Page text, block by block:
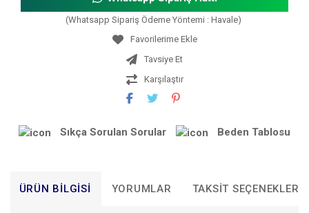
(Whatsapp Sipariş Ödeme Yöntemi : Havale)
Tavsiye Et
Karşılaştır
Sıkça Sorulan Sorular Beden Tablosu
ÜRÜN BILGISI YORUMLAR TAKSIT SEÇENEKLERI